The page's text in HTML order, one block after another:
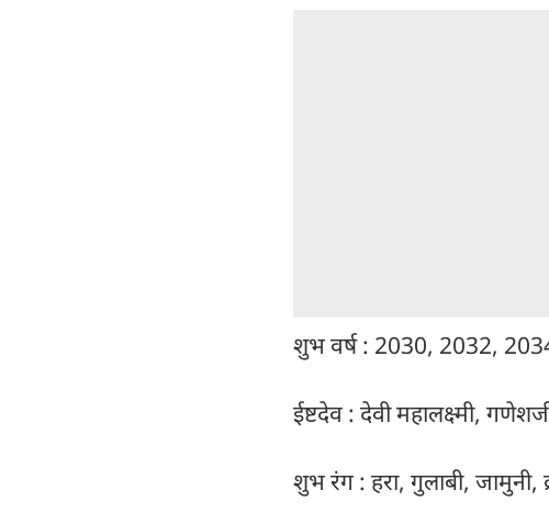
शुभ वर्ष : 2030, 2032,
ईष्टदेव : देवी महालक्ष्मी,
शुभ रंग : हरा, गुलाबी, जामुनी,